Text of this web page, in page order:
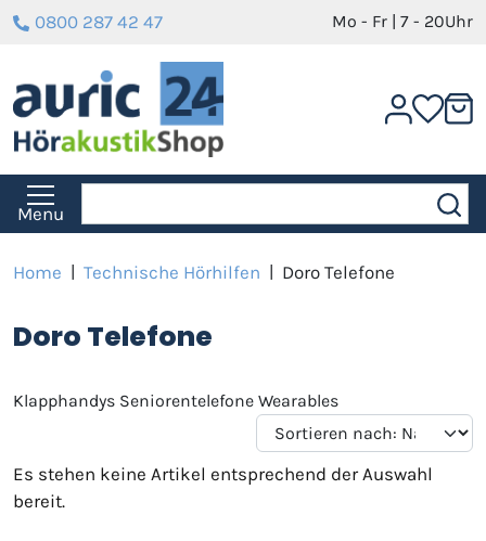
0800 287 42 47 Mo - Fr | 7 - 20Uhr
Menu
Home | Technische Hörhilfen | Doro Telefone
Doro Telefone
Klapphandys Seniorentelefone Wearables
Es stehen keine Artikel entsprechend der Auswahl
bereit.